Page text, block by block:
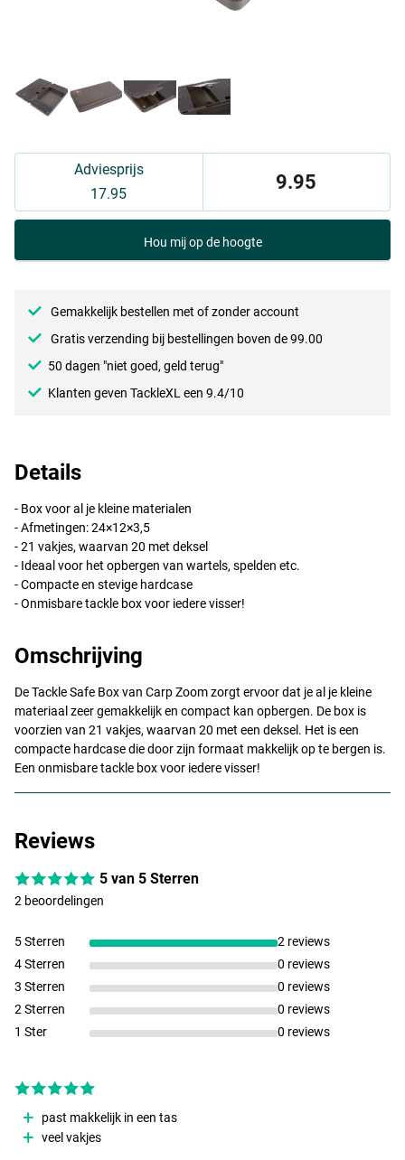
Adviesprijs
17.95
9.95
Hou mij op de hoogte
Gemakkelijk bestellen met of zonder account
Gratis verzending bij bestellingen boven de 99.00
50 dagen "niet goed, geld terug"
Klanten geven TackleXL een 9.4/10
Details
- Box voor al je kleine materialen
- Afmetingen: 24×12×3,5
- 21 vakjes, waarvan 20 met deksel
- Ideaal voor het opbergen van wartels, spelden etc.
- Compacte en stevige hardcase
- Onmisbare tackle box voor iedere visser!
Omschrijving
De Tackle Safe Box van Carp Zoom zorgt ervoor dat je al je kleine
materiaal zeer gemakkelijk en compact kan opbergen. De box is
voorzien van 21 vakjes, waarvan 20 met een deksel. Het is een
compacte hardcase die door zijn formaat makkelijk op te bergen is.
Een onmisbare tackle box voor iedere visser!
Reviews
5 van 5 Sterren
2 beoordelingen
5 Sterren
2 reviews
4 Sterren
0 reviews
3 Sterren
0 reviews
2 Sterren
0 reviews
1 Ster
0 reviews
past makkelijk in een tas
veel vakjes